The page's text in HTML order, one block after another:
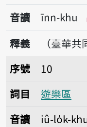
音讀
īnn-khu
釋義
（臺華共
序號10遊樂區
序號
10
詞目
遊樂區
音讀
iû-lo̍k-